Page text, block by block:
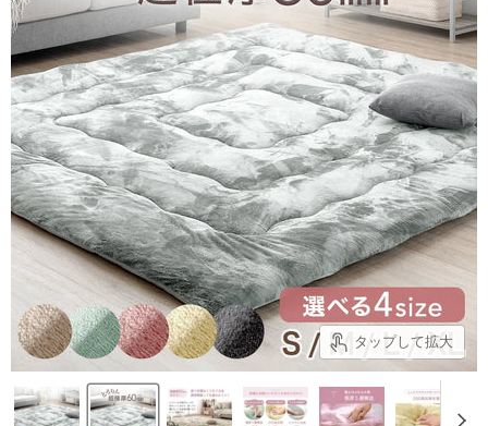
タップして拡大